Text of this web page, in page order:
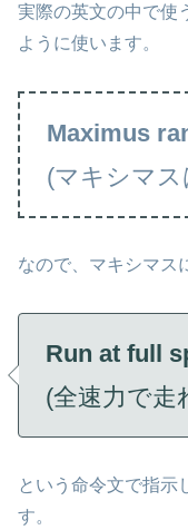
実際の英文の中で使
ように使います。
Maximus
(マキシマ
なので、マキシマス
Run at full
(全速力で走
という命令文で指示
す。